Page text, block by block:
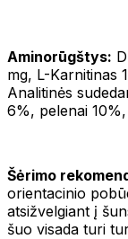
Aminorūgštys:
mg, L-Karnitinas
Analitinės
6%, pelenai
Šėrimo
orientacinio
atsižvelgiant į
šuo visada turi